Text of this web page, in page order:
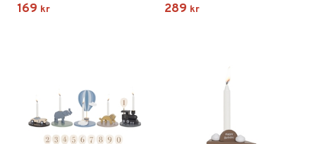
169 kr 289 kr